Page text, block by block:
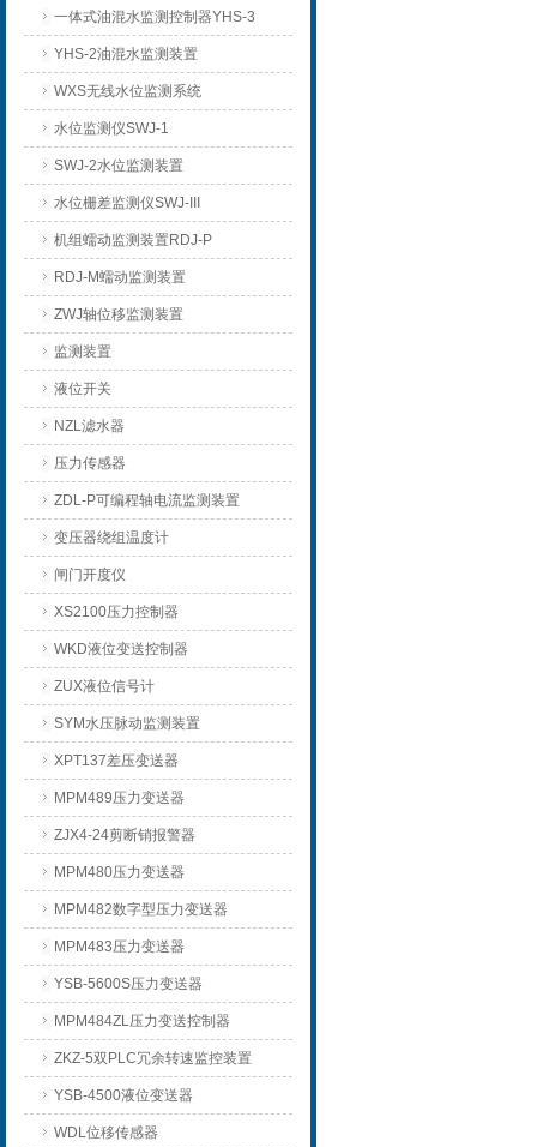
一体式油混水监测控制器YHS-3
YHS-2油混水监测装置
WXS无线水位监测系统
水位监测仪SWJ-1
SWJ-2水位监测装置
水位栅差监测仪SWJ-III
机组蠕动监测装置RDJ-P
RDJ-M蠕动监测装置
ZWJ轴位移监测装置
监测装置
液位开关
NZL滤水器
压力传感器
ZDL-P可编程轴电流监测装置
变压器绕组温度计
闸门开度仪
XS2100压力控制器
WKD液位变送控制器
ZUX液位信号计
SYM水压脉动监测装置
XPT137差压变送器
MPM489压力变送器
ZJX4-24剪断销报警器
MPM480压力变送器
MPM482数字型压力变送器
MPM483压力变送器
YSB-5600S压力变送器
MPM484ZL压力变送控制器
ZKZ-5双PLC冗余转速监控装置
YSB-4500液位变送器
WDL位移传感器